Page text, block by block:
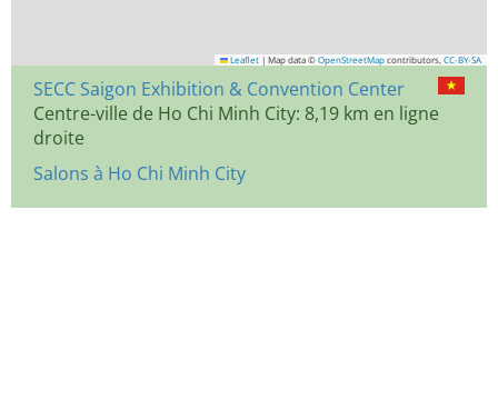
Leaflet | Map data © OpenStreetMap contributors, CC-BY-SA
SECC Saigon Exhibition & Convention Center
Centre-ville de Ho Chi Minh City: 8,19 km en ligne
droite
Salons à Ho Chi Minh City